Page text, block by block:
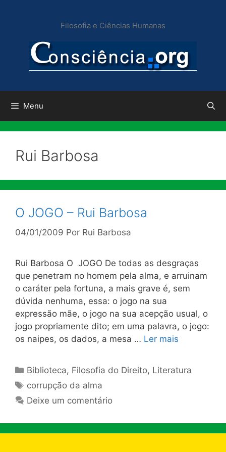
conteúdo
Filosofia e Ciências Humanas
Menu
Rui Barbosa
O JOGO – Rui Barbosa
04/01/2009 Por Rui Barbosa
Rui Barbosa O JOGO De todas as desgraças
que penetram no homem pela alma, e arruinam
o caráter pela fortuna, a mais grave é, sem
dúvida nenhuma, essa: o jogo na sua
expressão mãe, o jogo na sua acepção usual, o
jogo propriamente dito; em uma palavra, o jogo:
os naipes, os dados, a mesa … Ler mais
Categorias
Biblioteca, Filosofia do Direito, Literatura
Tags
corrupção da alma
Deixe um comentário